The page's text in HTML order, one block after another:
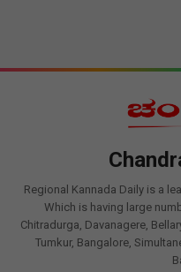
Regional Kannada Daily is a
Which is having large
Chitradurga, Davanagere,
Tumkur, Bangalore,